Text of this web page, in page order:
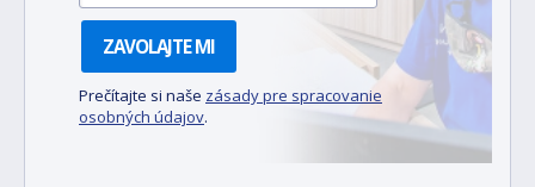
ZAVOLAJTE MI
Prečítajte si naše zásady pre spracovanie
osobných údajov.